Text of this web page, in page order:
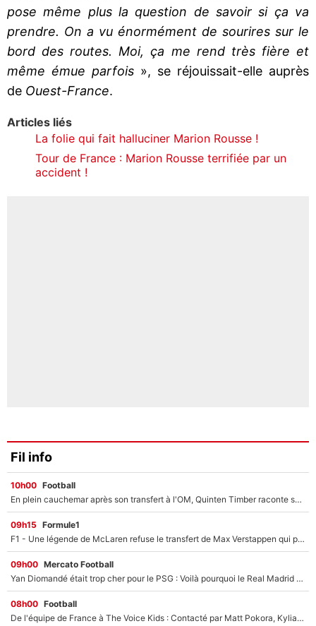
pose même plus la question de savoir si ça va
prendre. On a vu énormément de sourires sur le
bord des routes. Moi, ça me rend très fière et
même émue parfois », se réjouissait-elle auprès
de Ouest-France.
Articles liés
La folie qui fait halluciner Marion Rousse !
Tour de France : Marion Rousse terrifiée par un
accident !
Fil info
10h00 Football
En plein cauchemar après son transfert à l'OM, Quinten Timber raconte ses doutes après sa signature à Marseille
09h15 Formule1
F1 - Une légende de McLaren refuse le transfert de Max Verstappen qui pourrait «faire des vagues» et plomber l'ambiance dans l'équipe
09h00 Mercato Football
Yan Diomandé était trop cher pour le PSG : Voilà pourquoi le Real Madrid a accepté de payer la somme record de 140M€ pour boucler son transfert !
08h00 Football
De l'équipe de France à The Voice Kids : Contacté par Matt Pokora, Kylian Mbappé a accepté de jouer un rôle inédit sur TF1 !